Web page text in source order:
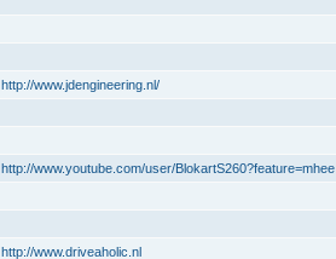
http://www.jdengineering.nl/
http://www.youtube.com/user/BlokartS260?feature=mhee
http://www.driveaholic.nl